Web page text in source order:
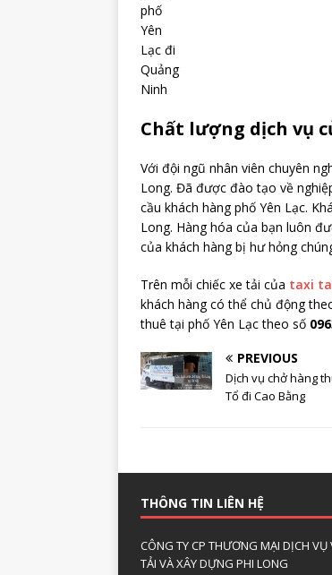
phố
Yên
Lạc đi
Quảng
Ninh
Chất lượng dịch vụ
Với đội ngũ nhân viên chuyên
Long. Đã được đào tạo về
cầu khách hàng phố Yên Lạc.
Long. Hàng hóa của bạn luôn
của khách hàng bị hư hỏng
Trên mỗi chiếc xe tải của taxi
khách hàng có thể chủ động
thuê tại phố Yên Lạc theo số
PREVIOUS
Dịch vụ chở hàng
Tổ đi Cao Bằng
THÔNG TIN LIÊN HỆ
CÔNG TY CP THƯƠNG MẠI DỊCH VỤ
TẢI VÀ XÂY DỰNG PHI LONG